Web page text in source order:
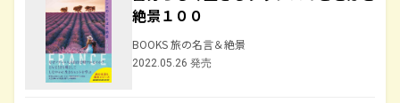
絶景１００
BOOKS 旅の名言＆絶景
2022.05.26 発売